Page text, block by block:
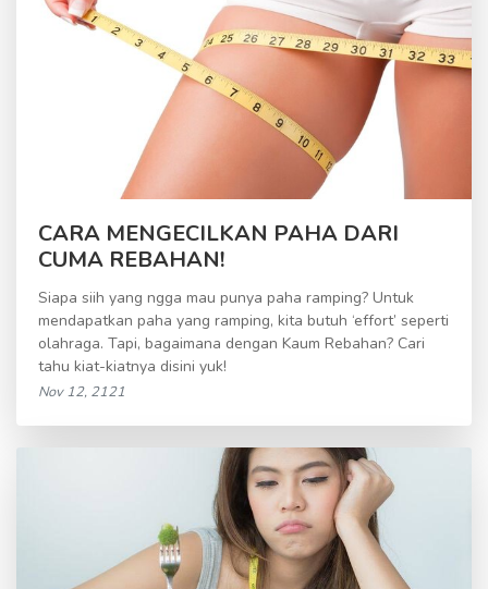
CARA MENGECILKAN PAHA DARI
CUMA REBAHAN!
Siapa siih yang ngga mau punya paha ramping? Untuk
mendapatkan paha yang ramping, kita butuh ‘effort’ seperti
olahraga. Tapi, bagaimana dengan Kaum Rebahan? Cari
tahu kiat-kiatnya disini yuk!